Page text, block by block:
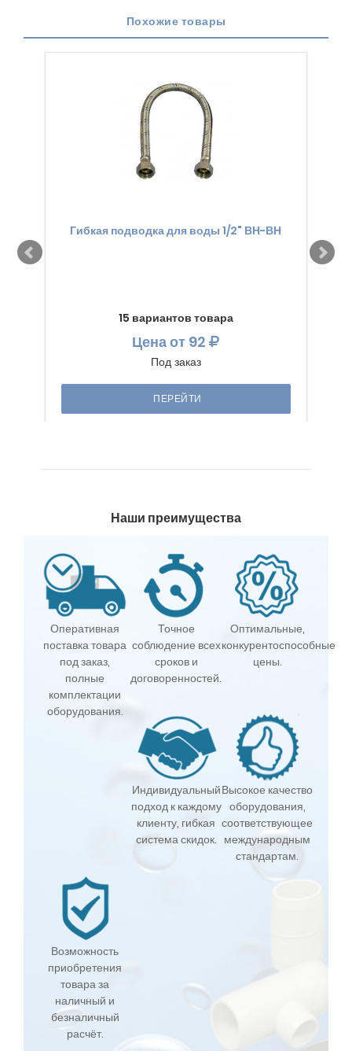
Похожие товары
Гибкая подводка для воды 1/2" ВН-ВН
15 вариантов товара
Ценаот 92
Под заказ
ПЕРЕЙТИ
Наши преимущества
Оперативная
поставка товара
под заказ,
полные
комплектации
оборудования.
Точное
соблюдение всех
сроков и
договоренностей.
Оптимальные,
конкурентоспособные
цены.
Индивидуальный
подход к каждому
клиенту, гибкая
система скидок.
Высокое качество
оборудования,
соответствующее
международным
стандартам.
Возможность
приобретения
товара за
наличный и
безналичный
расчёт.